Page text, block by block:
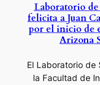
Laboratorio de
felicita a Juan
por el inicio de
Arizona
El Laboratorio de
la Facultad de